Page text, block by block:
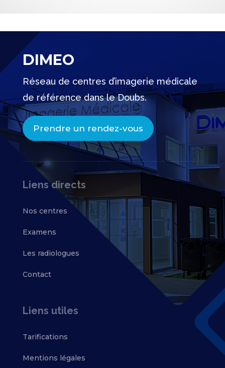
DIMEO
Réseau de centres d’imagerie médicale
de référence dans le Doubs.
Prendre un rendez-vous
Liens directs
Nos centres
Examens
Les radiologues
Contact
Liens utiles
Tarifications
Mentions légales